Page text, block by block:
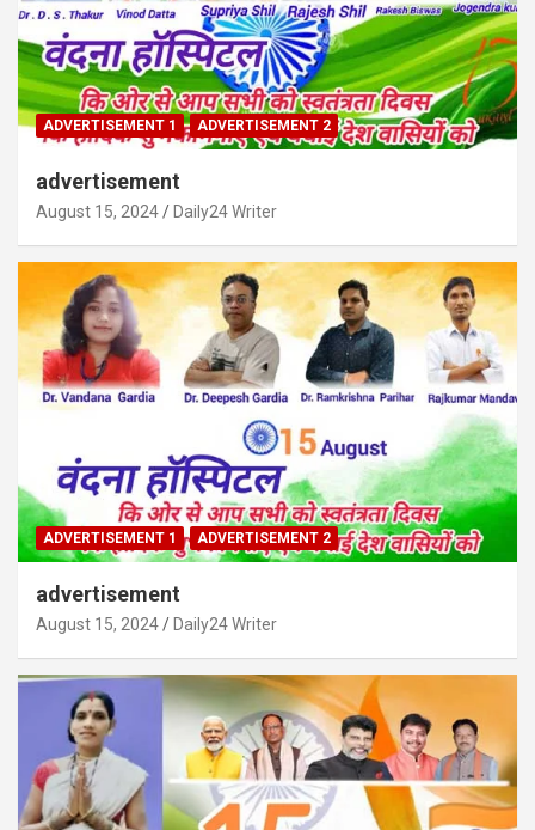
ADVERTISEMENT 1 ADVERTISEMENT 2
advertisement
August 15, 2024 Daily24 Writer
ADVERTISEMENT 1 ADVERTISEMENT 2
advertisement
August 15, 2024 Daily24 Writer